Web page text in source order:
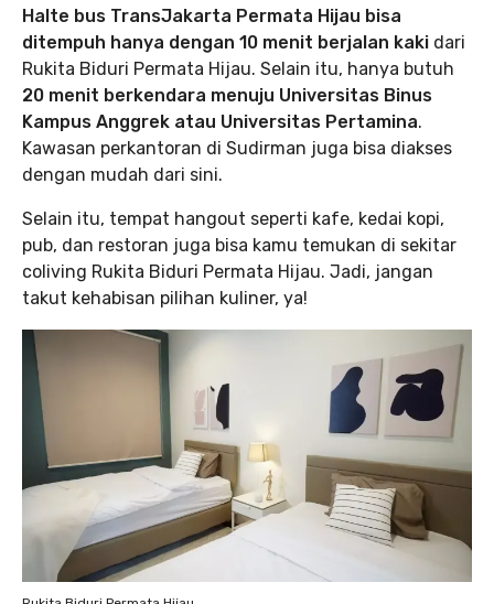
Halte bus TransJakarta Permata Hijau bisa
ditempuh hanya dengan 10 menit berjalan kaki dari
Rukita Biduri Permata Hijau. Selain itu, hanya butuh
20 menit berkendara menuju Universitas Binus
Kampus Anggrek atau Universitas Pertamina.
Kawasan perkantoran di Sudirman juga bisa diakses
dengan mudah dari sini.
Selain itu, tempat hangout seperti kafe, kedai kopi,
pub, dan restoran juga bisa kamu temukan di sekitar
coliving Rukita Biduri Permata Hijau. Jadi, jangan
takut kehabisan pilihan kuliner, ya!